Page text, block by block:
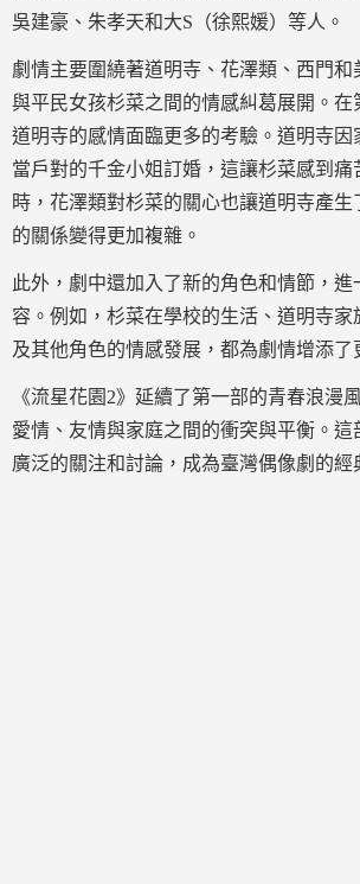
吳建豪、朱孝天和大S（徐熙媛）等人。
劇情主要圍繞著道明寺、花澤類、西門和
與平民女孩杉菜之間的情感糾葛展開。在
道明寺的感情面臨更多的考驗。道明寺因
當戶對的千金小姐訂婚，這讓杉菜感到痛
時，花澤類對杉菜的關心也讓道明寺產生
的關係變得更加複雜。
此外，劇中還加入了新的角色和情節，進
容。例如，杉菜在學校的生活、道明寺家
及其他角色的情感發展，都為劇情增添了
《流星花園2》延續了第一部的青春浪漫
愛情、友情與家庭之間的衝突與平衡。這
廣泛的關注和討論，成為臺灣偶像劇的經